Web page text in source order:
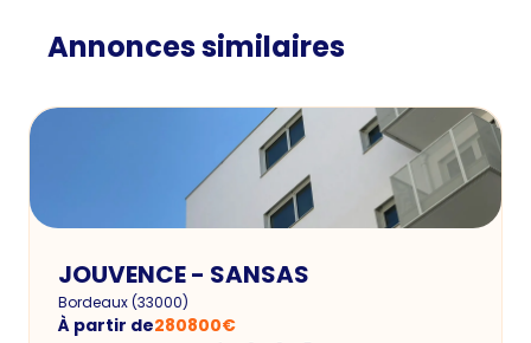
Annonces similaires
JOUVENCE - SANSAS
Bordeaux(33000)
À partir de280800€